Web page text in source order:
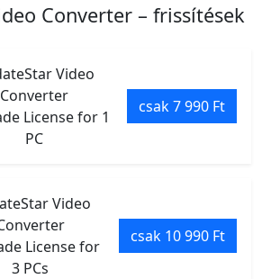
Converter – frissítések
Video
Converter
License for 1
PC
csak 7 990 Ft
Video
License for
3 PCs
csak 10 990 Ft